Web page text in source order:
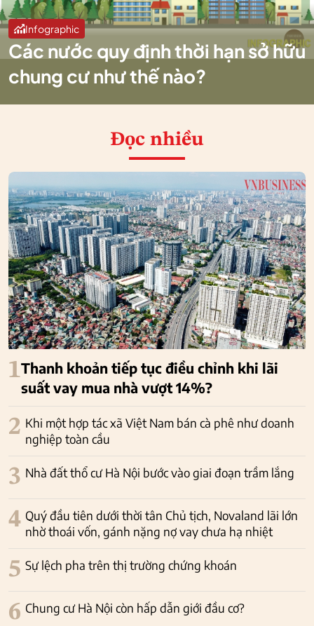
Infographic
Các nước quy định thời hạn sở hữu
chung cư như thế nào?
Đọc nhiều
1Thanh khoản tiếp tục điều chỉnh khi lãi
suất vay mua nhà vượt 14%?
2 Khi một hợp tác xã Việt Nam bán cà phê như doanh
nghiệp toàn cầu
3 Nhà đất thổ cư Hà Nội bước vào giai đoạn trầm lắng
4 Quý đầu tiên dưới thời tân Chủ tịch, Novaland lãi lớn
nhờ thoái vốn, gánh nặng nợ vay chưa hạ nhiệt
5 Sự lệch pha trên thị trường chứng khoán
6 Chung cư Hà Nội còn hấp dẫn giới đầu cơ?